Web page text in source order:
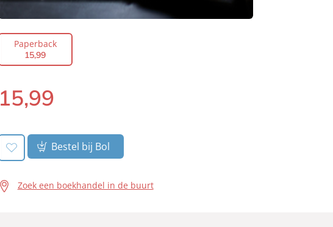
Paperback
15,99
Paperback:
15,99
Bestel bij Bol
Zoek een boekhandel in de buurt